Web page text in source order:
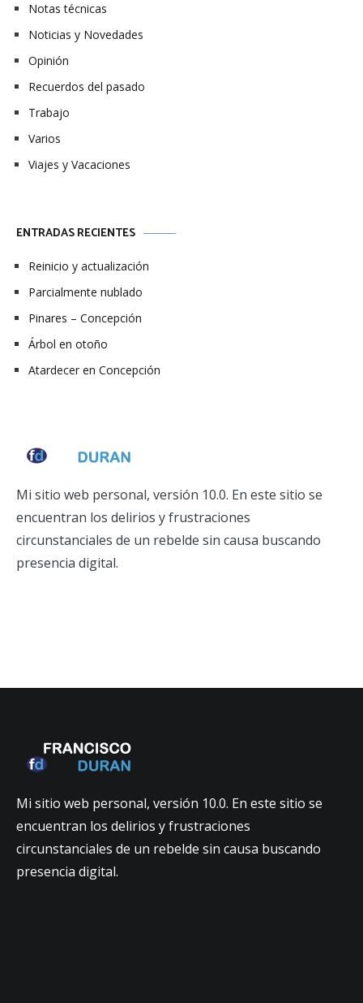
Notas técnicas
Noticias y Novedades
Opinión
Recuerdos del pasado
Trabajo
Varios
Viajes y Vacaciones
ENTRADAS RECIENTES
Reinicio y actualización
Parcialmente nublado
Pinares – Concepción
Árbol en otoño
Atardecer en Concepción
Mi sitio web personal, versión 10.0. En este sitio se
encuentran los delirios y frustraciones
circunstanciales de un rebelde sin causa buscando
presencia digital.
Mi sitio web personal, versión 10.0. En este sitio se
encuentran los delirios y frustraciones
circunstanciales de un rebelde sin causa buscando
presencia digital.